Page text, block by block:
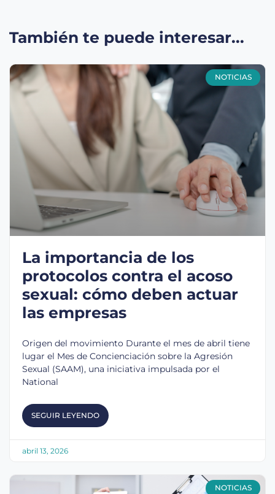
También te puede interesar...
NOTICIAS
La importancia de los
protocolos contra el acoso
sexual: cómo deben actuar
las empresas
Origen del movimiento Durante el mes de abril tiene
lugar el Mes de Concienciación sobre la Agresión
Sexual (SAAM), una iniciativa impulsada por el
National
SEGUIR LEYENDO
abril 13, 2026
NOTICIAS